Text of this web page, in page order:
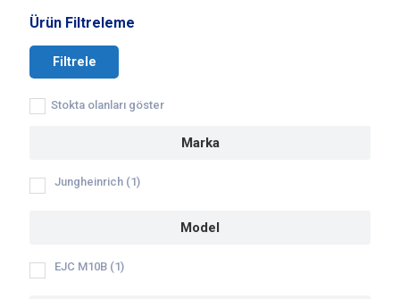
Ürün Filtreleme
Filtrele
Stokta olanları göster
Marka
Jungheinrich (1)
Model
EJC M10B (1)